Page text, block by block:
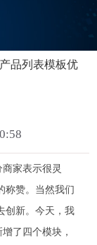
品列表模板优
家表示很灵
称赞。当然我们
创新。今天，我
了四个模块，